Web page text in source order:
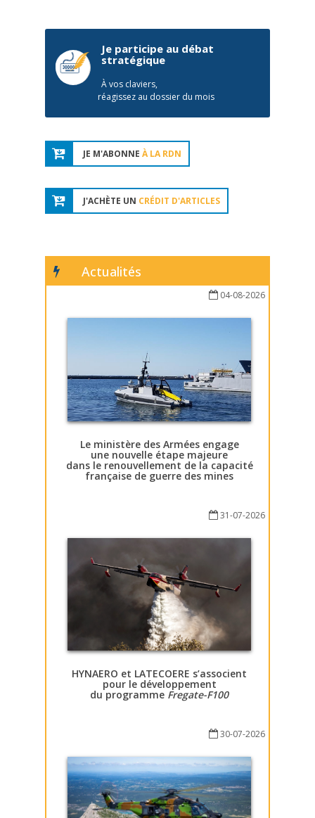
Je participe au débat
stratégique
À vos claviers,
réagissez au dossier du mois
JE M'ABONNE À LA RDN
J'ACHÈTE UN CRÉDIT D'ARTICLES
Actualités
04-08-2026
Le ministère des Armées engage
une nouvelle étape majeure
dans le renouvellement de la capacité
française de guerre des mines
31-07-2026
HYNAERO et LATECOERE s’associent
pour le développement
du programme Fregate-F100
30-07-2026